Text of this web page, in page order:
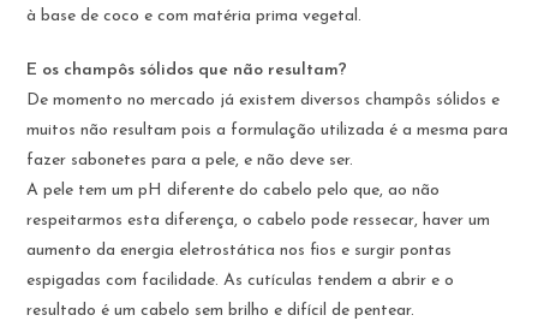
à base de coco e com matéria prima vegetal.
E os champôs sólidos que não resultam?
De momento no mercado já existem diversos champôs sólidos e
muitos não resultam pois a formulação utilizada é a mesma para
fazer sabonetes para a pele, e não deve ser.
A pele tem um pH diferente do cabelo pelo que, ao não
respeitarmos esta diferença, o cabelo pode ressecar, haver um
aumento da energia eletrostática nos fios e surgir pontas
espigadas com facilidade. As cutículas tendem a abrir e o
resultado é um cabelo sem brilho e difícil de pentear.